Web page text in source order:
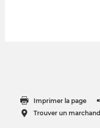
Imprimer la page
Trouver un marchand